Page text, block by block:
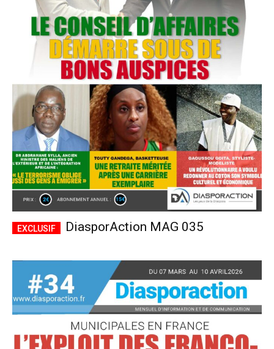
DiasporAction MAG 035